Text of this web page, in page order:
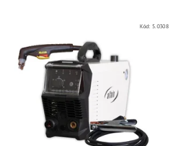
Kód: 5.0308